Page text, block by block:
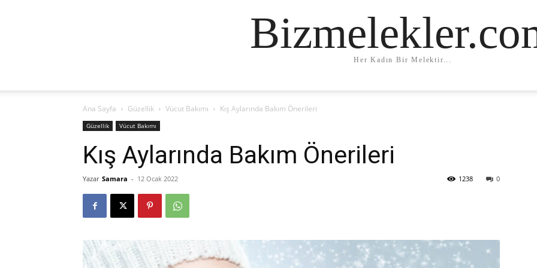
Her Kadın Bir Melektir...
Ana Sayfa Güzellik Vücut Bakımı Kış Aylarında Bakım Önerileri
Güzellik Vücut Bakımı
Kış Aylarında Bakım Önerileri
Yazar Samara - 12 Ocak 2022 0
1238